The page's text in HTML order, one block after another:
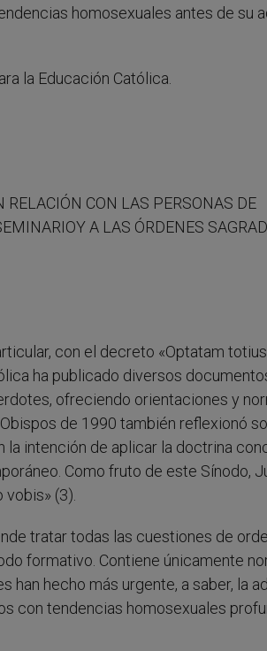
homosexuales antes de su
la Educación Católica.
RELACIÓN CON LAS PERSONAS DE
A LAS ÓRDENES
con el decreto «Optatam
ha publicado diversos
ofreciendo orientaciones y
de 1990 también reflexionó
intención de aplicar la doctrina
Como fruto de este Sínodo,
(3).
tratar todas las cuestiones de
formativo. Contiene únicamente
hecho más urgente, a saber, la
con tendencias homosexuales